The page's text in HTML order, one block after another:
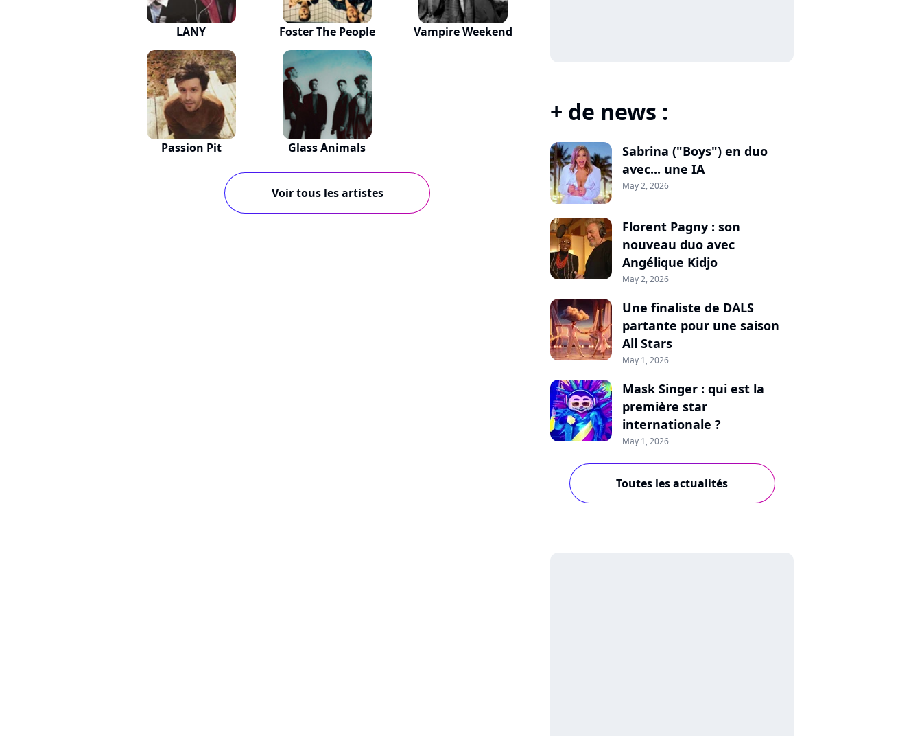
LANY Foster The People Vampire Weekend
Passion Pit Glass Animals
Voir tous les artistes
+ de news :
Sabrina ("Boys") en duo
avec... une IA
May 2, 2026
Florent Pagny : son
nouveau duo avec
Angélique Kidjo
May 2, 2026
Une finaliste de DALS
partante pour une saison
All Stars
May 1, 2026
Mask Singer : qui est la
première star
internationale ?
May 1, 2026
Toutes les actualités